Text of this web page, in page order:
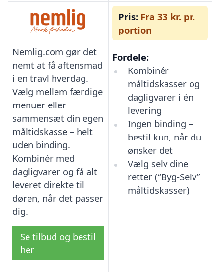
Nemlig.com gør det
nemt at få aftensmad
i en travl hverdag.
Vælg mellem færdige
menuer eller
sammensæt din egen
måltidskasse – helt
uden binding.
Kombinér med
dagligvarer og få alt
leveret direkte til
døren, når det passer
dig.
Se tilbud og bestil
her
Pris: Fra 33 kr. pr.
portion
Fordele:
Kombinér
måltidskasser og
dagligvarer i én
levering
Ingen binding –
bestil kun, når du
ønsker det
Vælg selv dine
retter (“Byg-Selv”
måltidskasser)